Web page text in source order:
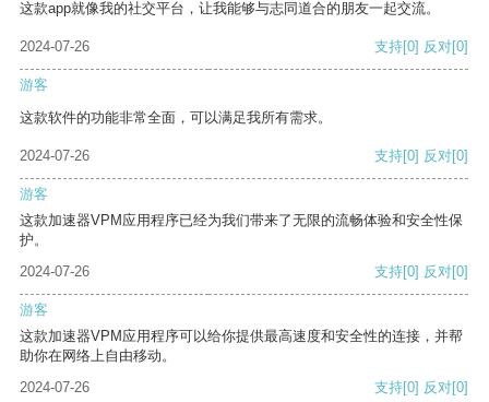
这款app就像我的社交平台，让我能够与志同道合的朋友一起交流。
2024-07-26 支持[0] 反对[0]
游客
这款软件的功能非常全面，可以满足我所有需求。
2024-07-26 支持[0] 反对[0]
游客
这款加速器VPM应用程序已经为我们带来了无限的流畅体验和安全性保
护。
2024-07-26
支持[0] 反对[0]
游客
这款加速器VPM应用程序可以给你提供最高速度和安全性的连接，并帮
助你在网络上自由移动。
2024-07-26
支持[0] 反对[0]